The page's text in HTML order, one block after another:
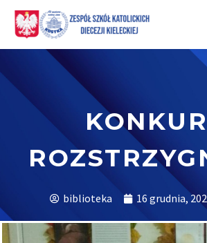
biblioteka 16 grudnia,